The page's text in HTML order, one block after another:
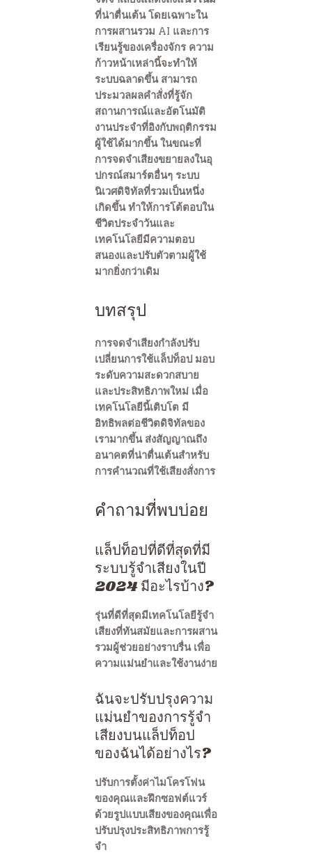
ที่น่าตื่นเต้น โดยเฉพาะใน
การผสานรวม AI และการ
เรียนรู้ของเครื่องจักร ความ
ก้าวหน้าเหล่านี้จะทำให้
ระบบฉลาดขึ้น สามารถ
ประมวลผลคำสั่งที่รู้จัก
สถานการณ์และอัตโนมัติ
งานประจำที่อิงกับพฤติกรรม
ผู้ใช้ได้มากขึ้น ในขณะที่
การจดจำเสียงขยายลงในอุ
ปกรณ์สมาร์ตอื่นๆ ระบบ
นิเวศดิจิทัลที่รวมเป็นหนึ่ง
เกิดขึ้น ทำให้การโต้ตอบใน
ชีวิตประจำวันและ
เทคโนโลยีมีความตอบ
สนองและปรับตัวตามผู้ใช้
มากยิ่งกว่าเดิม
บทสรุป
การจดจำเสียงกำลังปรับ
เปลี่ยนการใช้แล็ปท็อป มอบ
ระดับความสะดวกสบาย
และประสิทธิภาพใหม่ เมื่อ
เทคโนโลยีนี้เติบโต มี
อิทธิพลต่อชีวิตดิจิทัลของ
เรามากขึ้น ส่งสัญญาณถึง
อนาคตที่น่าตื่นเต้นสำหรับ
การคำนวณที่ใช้เสียงสั่งการ
คำถามที่พบบ่อย
แล็ปท็อปที่ดีที่สุดที่มี
ระบบรู้จำเสียงในปี
2024 มีอะไรบ้าง?
รุ่นที่ดีที่สุดมีเทคโนโลยีรู้จำ
เสียงที่ทันสมัยและการผสาน
รวมผู้ช่วยอย่างราบรื่น เพื่อ
ความแม่นยำและใช้งานง่าย
ฉันจะปรับปรุงความ
แม่นยำของการรู้จำ
เสียงบนแล็ปท็อป
ของฉันได้อย่างไร?
ปรับการตั้งค่าไมโครโฟน
ของคุณและฝึกซอฟต์แวร์
ด้วยรูปแบบเสียงของคุณเพื่อ
ปรับปรุงประสิทธิภาพการรู้
จำ